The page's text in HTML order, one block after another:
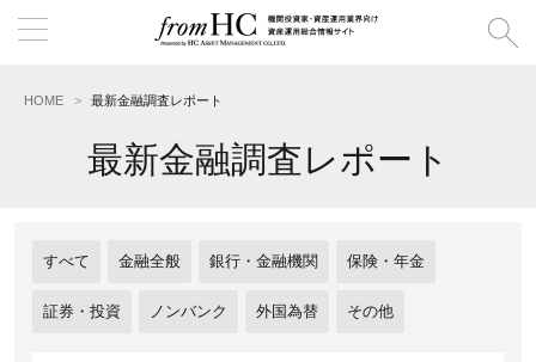
HOME 最新金融調査レポート
最新金融調査レポート
すべて 金融全般 銀行・金融機関 保険・年金
証券・投資 ノンバンク 外国為替 その他